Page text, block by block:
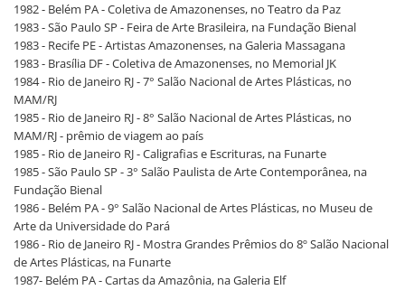
1982 - Belém PA - Coletiva de Amazonenses, no Teatro da Paz
1983 - São Paulo SP - Feira de Arte Brasileira, na Fundação Bienal
1983 - Recife PE - Artistas Amazonenses, na Galeria Massagana
1983 - Brasília DF - Coletiva de Amazonenses, no Memorial JK
1984 - Rio de Janeiro RJ - 7° Salão Nacional de Artes Plásticas, no
MAM/RJ
1985 - Rio de Janeiro RJ - 8° Salão Nacional de Artes Plásticas, no
MAM/RJ - prêmio de viagem ao país
1985 - Rio de Janeiro RJ - Caligrafias e Escrituras, na Funarte
1985 - São Paulo SP - 3° Salão Paulista de Arte Contemporânea, na
Fundação Bienal
1986 - Belém PA - 9° Salão Nacional de Artes Plásticas, no Museu de
Arte da Universidade do Pará
1986 - Rio de Janeiro RJ - Mostra Grandes Prêmios do 8º Salão Nacional
de Artes Plásticas, na Funarte
1987- Belém PA - Cartas da Amazônia, na Galeria Elf